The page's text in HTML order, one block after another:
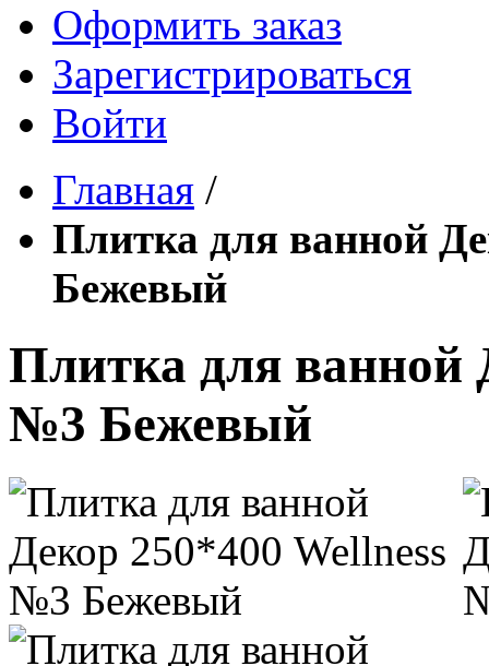
Оформить заказ
Зарегистрироваться
Войти
Главная /
Плитка для ванной
Бежевый
Плитка для ванной
№3 Бежевый